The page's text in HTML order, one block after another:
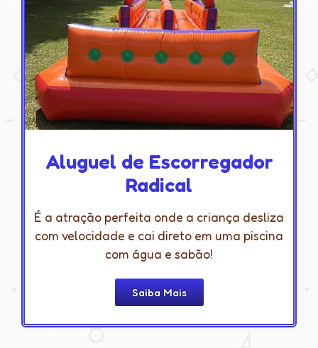
Aluguel de Escorregador
Radical
É a atração perfeita onde a criança desliza
com velocidade e cai direto em uma piscina
com água e sabão!
Saiba Mais